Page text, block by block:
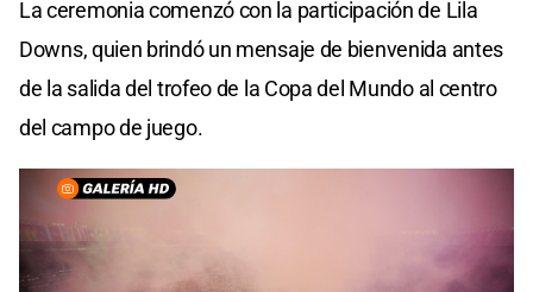
La ceremonia comenzó con la participación de Lila
Downs, quien brindó un mensaje de bienvenida antes
de la salida del trofeo de la Copa del Mundo al centro
del campo de juego.